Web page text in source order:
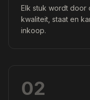
Elk stuk wordt
kwaliteit, staat en
inkoop.
02